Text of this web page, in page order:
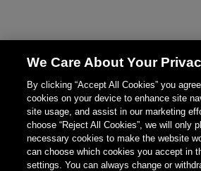
We Care About Your
By clicking “Accept All Cookies” you
cookies on your device to enhance site
site usage, and assist in our marketing
choose “Reject All Cookies”, we will only
necessary cookies to make the website
can choose which cookies you accept in
settings. You can always change or